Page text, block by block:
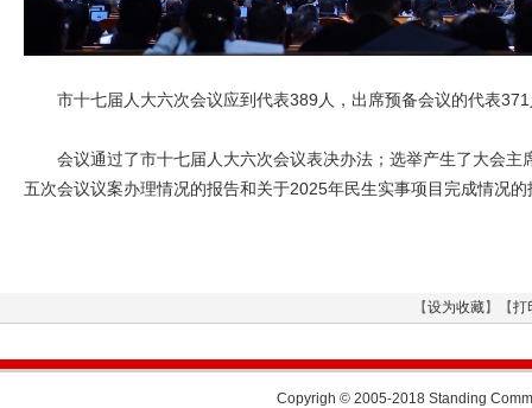
市十七届人大六次会议应到代表389人，出席预备会议的代表
会议通过了市十七届人大六次会议表决办法；选举产生了大会
五次会议议案办理情况的报告和关于2025年民生实事项目完成情况
【设为收藏】【打
Copyrigh © 2005-2018 Standing